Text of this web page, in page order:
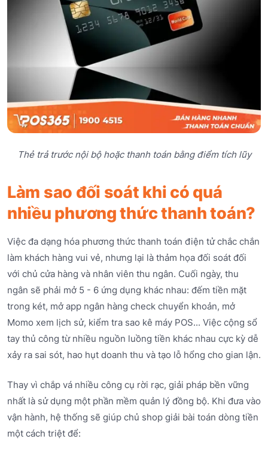
Thẻ trả trước nội bộ hoặc thanh toán bằng điểm tích lũy
Làm sao đối soát khi có quá
nhiều phương thức thanh toán?
Việc đa dạng hóa phương thức thanh toán điện tử chắc chắn
làm khách hàng vui vẻ, nhưng lại là thảm họa đối soát đối
với chủ cửa hàng và nhân viên thu ngân. Cuối ngày, thu
ngân sẽ phải mở 5 - 6 ứng dụng khác nhau: đếm tiền mặt
trong két, mở app ngân hàng check chuyển khoản, mở
Momo xem lịch sử, kiểm tra sao kê máy POS... Việc cộng sổ
tay thủ công từ nhiều nguồn luồng tiền khác nhau cực kỳ dễ
xảy ra sai sót, hao hụt doanh thu và tạo lỗ hổng cho gian lận.
Thay vì chắp vá nhiều công cụ rời rạc, giải pháp bền vững
nhất là sử dụng một phần mềm quản lý đồng bộ. Khi đưa vào
vận hành, hệ thống sẽ giúp chủ shop giải bài toán dòng tiền
một cách triệt để: